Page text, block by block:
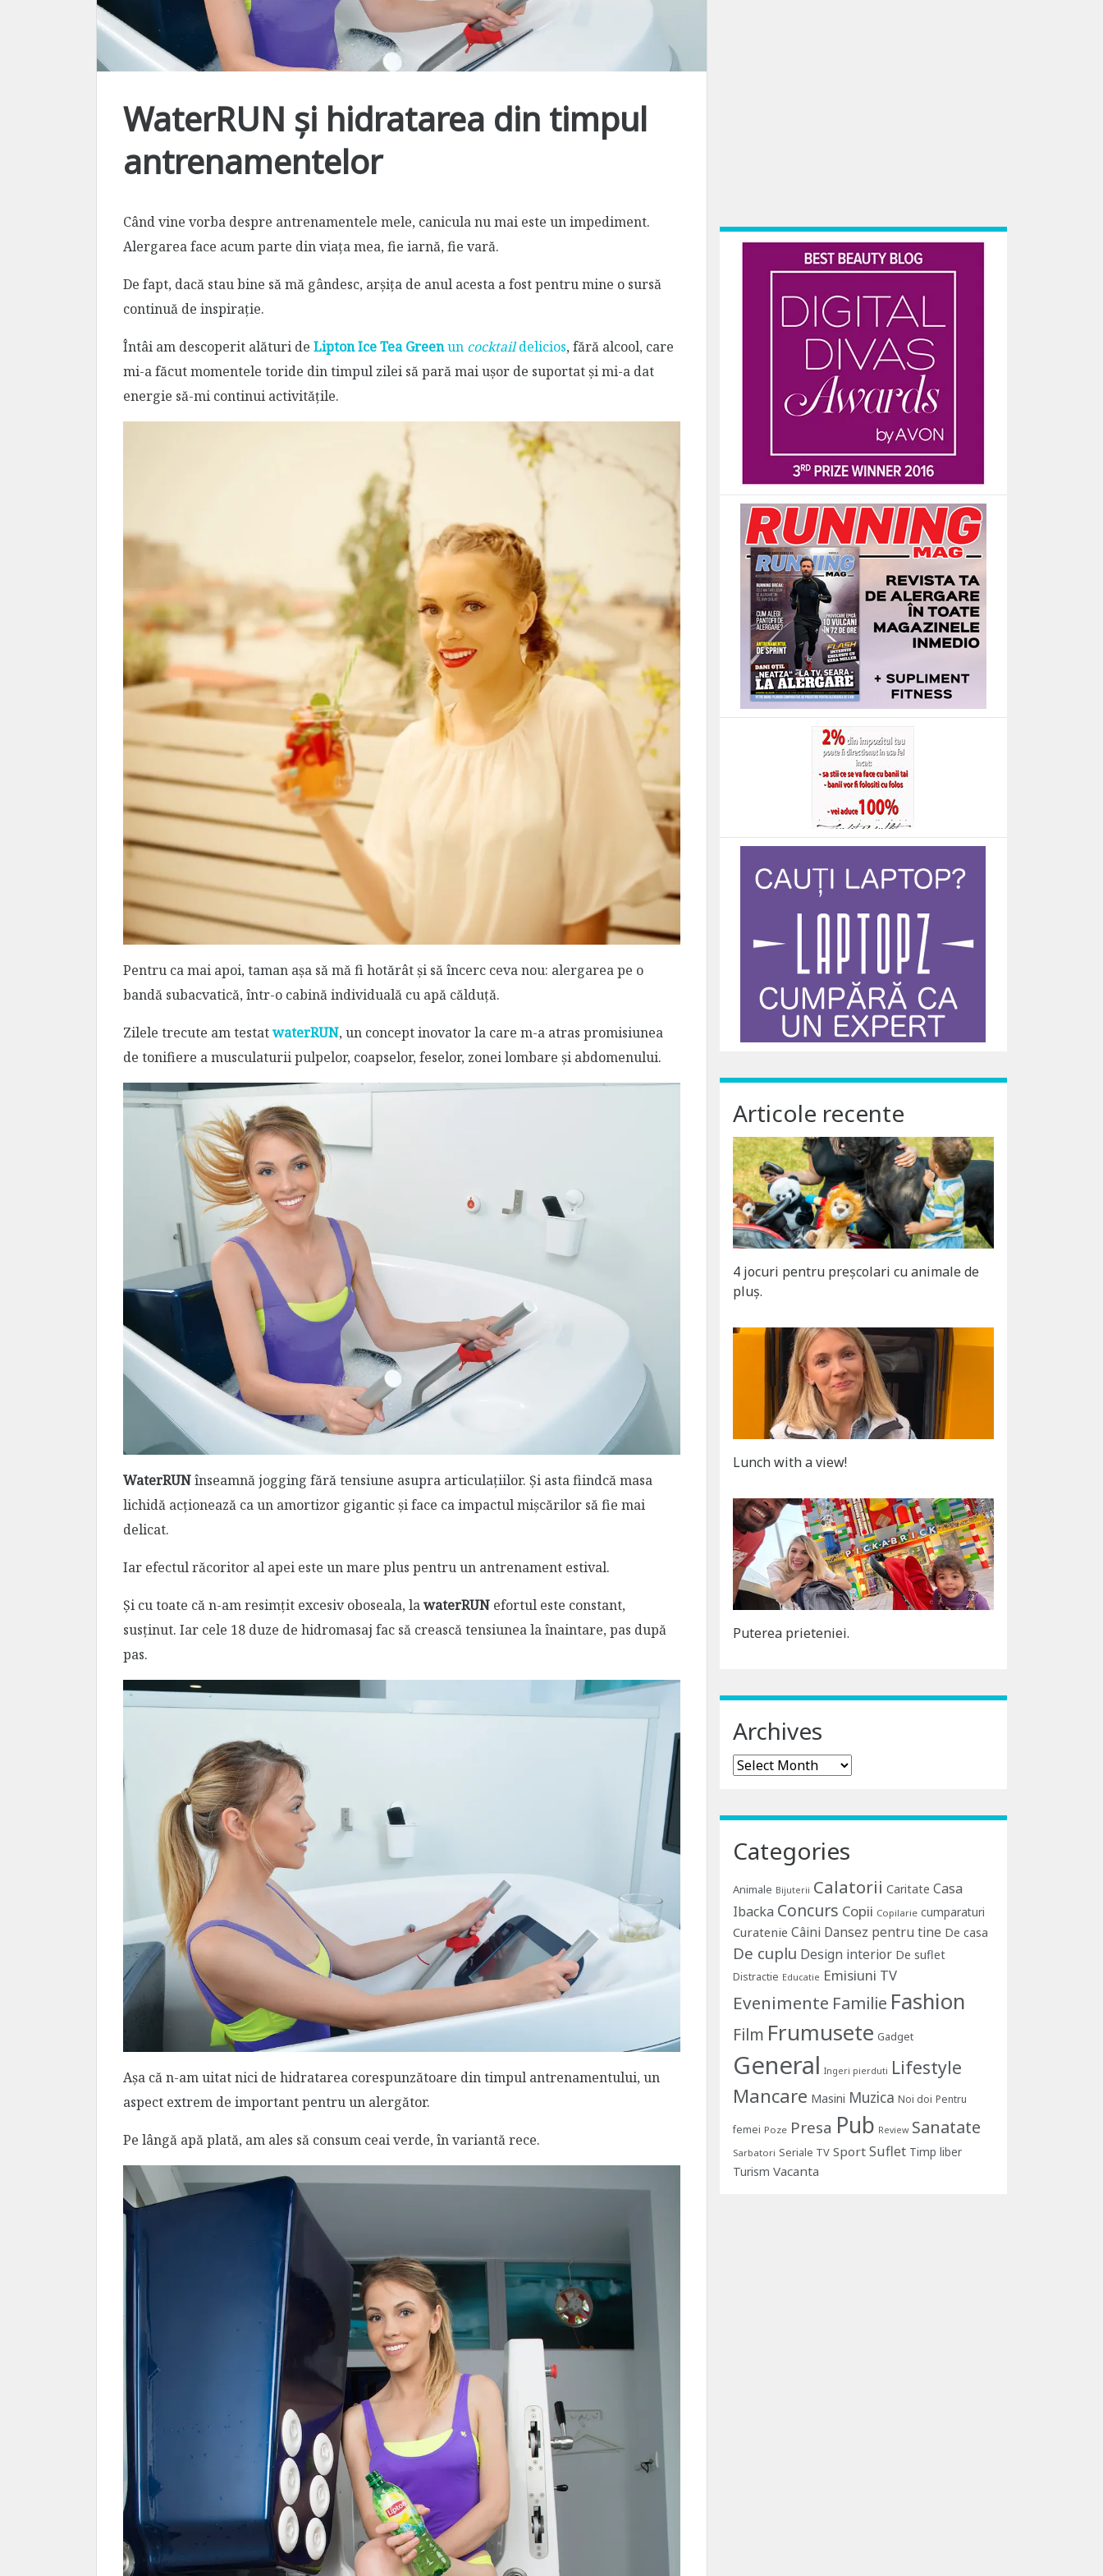
WaterRUN și hidratarea din timpul
antrenamentelor
Când vine vorba despre antrenamentele mele, canicula nu mai este un impediment.
Alergarea face acum parte din viața mea, fie iarnă, fie vară.
De fapt, dacă stau bine să mă gândesc, arșița de anul acesta a fost pentru mine o sursă
continuă de inspirație.
Întâi am descoperit alături de Lipton Ice Tea Greenun cocktaildelicios, fără alcool, care
mi-a făcut momentele toride din timpul zilei să pară mai ușor de suportat și mi-a dat
energie să-mi continui activitățile.
Pentru ca mai apoi, taman așa să mă fi hotărât și să încerc ceva nou: alergarea pe o
bandă subacvatică, într-o cabină individuală cu apă călduță.
Zilele trecute am testatwaterRUN, un concept inovator la care m-a atras promisiunea
de tonifiere a musculaturii pulpelor, coapselor, feselor, zonei lombare și abdomenului.
WaterRUNînseamnă jogging fără tensiune asupra articulațiilor. Și asta fiindcă masa
lichidă acționează ca un amortizor gigantic și face ca impactul mișcărilor să fie mai
delicat.
Iar efectul răcoritor al apei este un mare plus pentru un antrenament estival.
Și cu toate că n-am resimțit excesiv oboseala, lawaterRUN efortul este constant,
susținut. Iar cele 18 duze de hidromasaj fac să crească tensiunea la înaintare, pas după
pas.
Așa că n-am uitat nici de hidratarea corespunzătoare din timpul antrenamentului, un
aspect extrem de important pentru un alergător.
Pe lângă apă plată, am ales să consum ceai verde, în variantă rece.
Articole recente
4 jocuri pentru preșcolari cu animale de
pluș.
Lunch with a view!
Puterea prieteniei.
Archives
Archives
Categories
Animale Bijuterii Calatorii Caritate Casa
Ibacka Concurs Copii Copilarie cumparaturi
Curatenie Câini Dansez pentru tine De casa
De cuplu Design interior De suflet
Distractie Educatie Emisiuni TV
Evenimente Familie Fashion
Film Frumusete Gadget
General Ingeri pierduti Lifestyle
Mancare Masini Muzica Noi doi Pentru
femei Poze Presa Pub Review Sanatate
Sarbatori Seriale TV Sport Suflet Timp liber
Turism Vacanta